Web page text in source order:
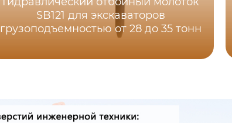
SB121 для экскаваторов
грузоподъемностью от 28 до 35 тонн